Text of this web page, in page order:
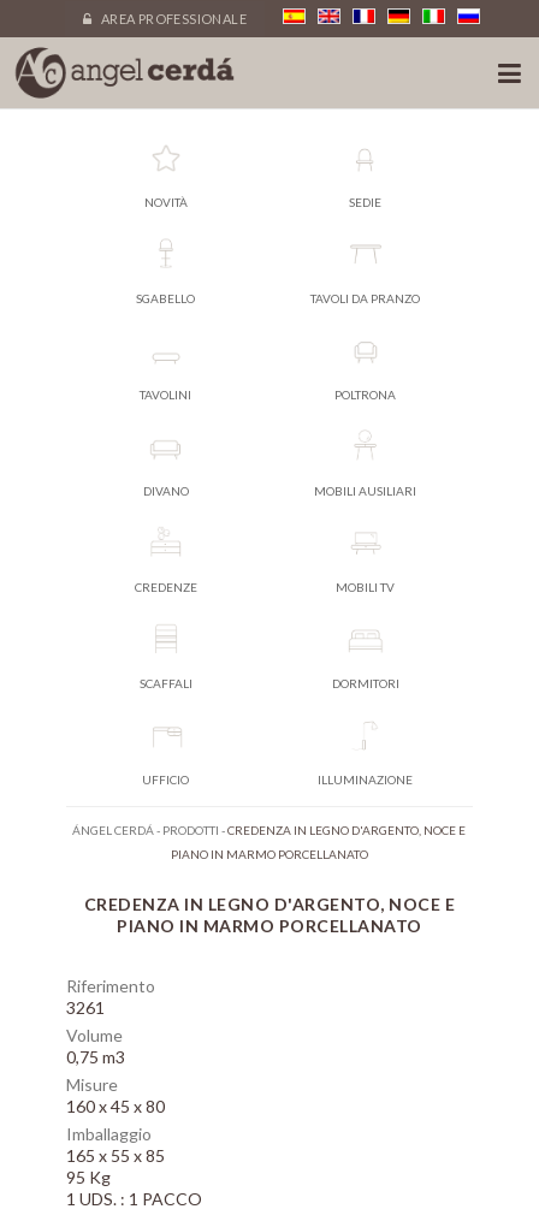
AREA PROFESSIONALE
NOVITÀ SEDIE
SGABELLO TAVOLI DA PRANZO
TAVOLINI POLTRONA
DIVANO MOBILI AUSILIARI
CREDENZE MOBILI TV
SCAFFALI DORMITORI
UFFICIO ILLUMINAZIONE
ÁNGEL CERDÁ - PRODOTTI -CREDENZA IN LEGNO D'ARGENTO, NOCE E
PIANO IN MARMO PORCELLANATO
CREDENZA IN LEGNO D'ARGENTO, NOCE E
PIANO IN MARMO PORCELLANATO
Riferimento
3261
Volume
0,75 m3
Misure
160 x 45 x 80
Imballaggio
165 x 55 x 85
95 Kg
1 UDS. : 1 PACCO